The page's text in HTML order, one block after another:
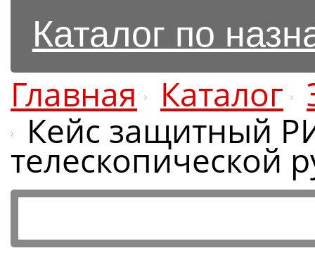
Каталог по
Главная Каталог
Кейс защитный
телескопической